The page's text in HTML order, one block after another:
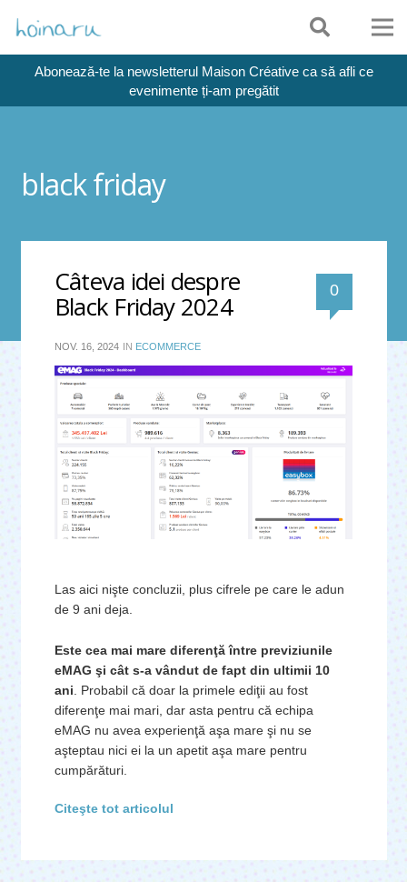
Abonează-te la newsletterul Maison Créative ca să afli ce
evenimente ți-am pregătit
black friday
Câteva idei despre
Black Friday 2024 0
NOV. 16, 2024 IN ECOMMERCE
Las aici nişte concluzii, plus cifrele pe care le adun
de 9 ani deja.
Este cea mai mare diferenţă între previziunile
eMAG şi cât s-a vândut de fapt din ultimii 10
ani . Probabil că doar la primele ediţii au fost
diferenţe mai mari, dar asta pentru că echipa
eMAG nu avea experienţă aşa mare şi nu se
aşteptau nici ei la un apetit aşa mare pentru
cumpărături.
Citeşte tot articolul